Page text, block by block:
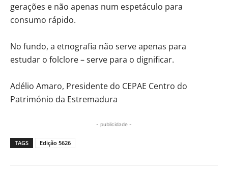
gerações e não apenas num espetáculo para
consumo rápido.
No fundo, a etnografia não serve apenas para
estudar o folclore – serve para o dignificar.
Adélio Amaro, Presidente do CEPAE Centro do
Património da Estremadura
- publicidade -
TAGS Edição 5626